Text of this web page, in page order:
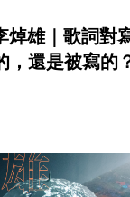
焯雄｜歌詞對
，還是被寫的